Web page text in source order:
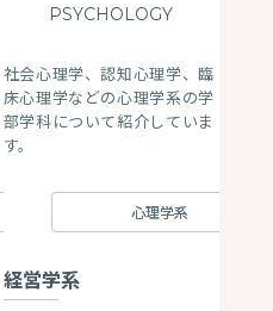
PSYCHOLOGY
社会心理学、認知心理学、臨
床心理学などの心理学系の学
部学科について紹介していま
す。
心理学系
経営学系